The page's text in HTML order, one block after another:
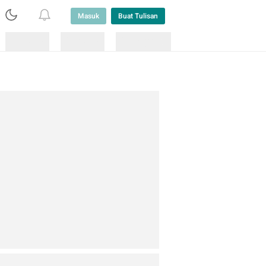
Masuk Buat Tulisan